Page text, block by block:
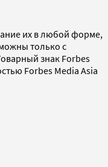
их в любой форме,
только с
знак Forbes
Forbes Media Asia